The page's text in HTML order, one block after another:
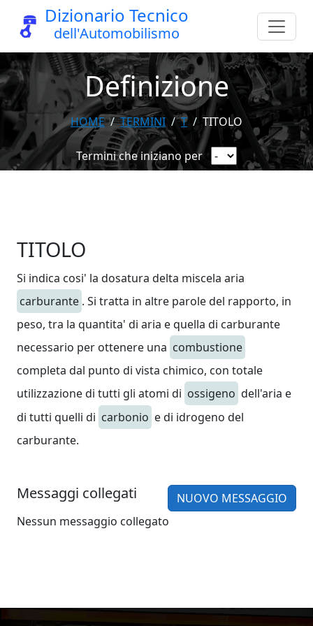
Dizionario Tecnico
dell'Automobilismo
Definizione
HOME TERMINI T TITOLO
Termini che iniziano per
TITOLO
Si indica cosi' la dosatura delta miscela aria
carburante . Si tratta in altre parole del rapporto, in
peso, tra la quantita' di aria e quella di carburante
necessario per ottenere una combustione
completa dal punto di vista chimico, con totale
utilizzazione di tutti gli atomi di ossigeno dell'aria e
di tutti quelli di carbonio e di idrogeno del
carburante.
Messaggi collegati
NUOVO MESSAGGIO
Nessun messaggio collegato